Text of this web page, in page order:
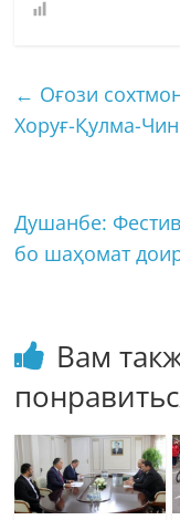
← Оғози
Хоруғ-Қулма-Чин
Душанбе:
бо шаҳомат
Вам